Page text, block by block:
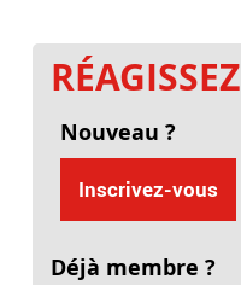
RÉAGISSEZ
Nouveau ?
Inscrivez-vous
Déjà membre ?